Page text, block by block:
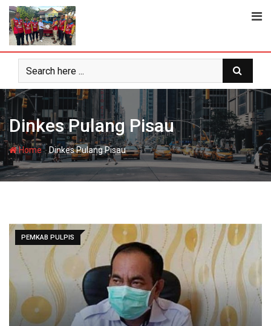
Skip
content
Dinkes Pulang Pisau
Home-Dinkes Pulang Pisau
PEMKAB PULPIS